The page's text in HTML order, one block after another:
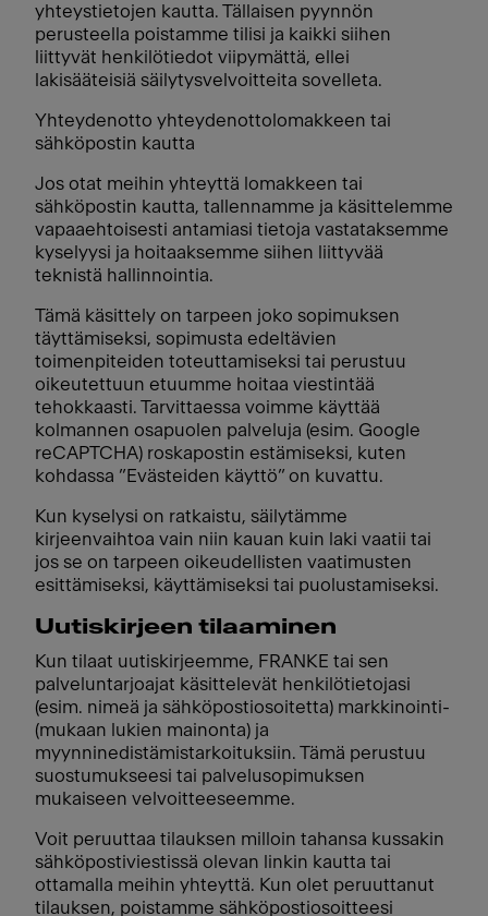
yhteystietojen kautta. Tällaisen pyynnön
perusteella poistamme tilisi ja kaikki siihen
liittyvät henkilötiedot viipymättä, ellei
lakisääteisiä säilytysvelvoitteita sovelleta.
Yhteydenotto yhteydenottolomakkeen tai
sähköpostin kautta
Jos otat meihin yhteyttä lomakkeen tai
sähköpostin kautta, tallennamme ja käsittelemme
vapaaehtoisesti antamiasi tietoja vastataksemme
kyselyysi ja hoitaaksemme siihen liittyvää
teknistä hallinnointia.
Tämä käsittely on tarpeen joko sopimuksen
täyttämiseksi, sopimusta edeltävien
toimenpiteiden toteuttamiseksi tai perustuu
oikeutettuun etuumme hoitaa viestintää
tehokkaasti. Tarvittaessa voimme käyttää
kolmannen osapuolen palveluja (esim. Google
reCAPTCHA) roskapostin estämiseksi, kuten
kohdassa ”Evästeiden käyttö” on kuvattu.
Kun kyselysi on ratkaistu, säilytämme
kirjeenvaihtoa vain niin kauan kuin laki vaatii tai
jos se on tarpeen oikeudellisten vaatimusten
esittämiseksi, käyttämiseksi tai puolustamiseksi.
Uutiskirjeen tilaaminen
Kun tilaat uutiskirjeemme, FRANKE tai sen
palveluntarjoajat käsittelevät henkilötietojasi
(esim. nimeä ja sähköpostiosoitetta) markkinointi-
(mukaan lukien mainonta) ja
myynninedistämistarkoituksiin. Tämä perustuu
suostumukseesi tai palvelusopimuksen
mukaiseen velvoitteeseemme.
Voit peruuttaa tilauksen milloin tahansa kussakin
sähköpostiviestissä olevan linkin kautta tai
ottamalla meihin yhteyttä. Kun olet peruuttanut
tilauksen, poistamme sähköpostiosoitteesi